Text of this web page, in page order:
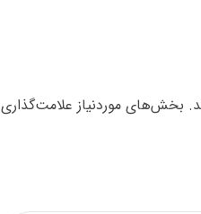
بخش‌های موردنیاز علامت‌گذاری